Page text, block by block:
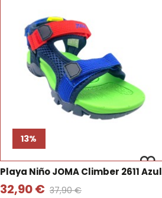
13%
Playa Niño JOMA Climber 2611 Azul
32,90 € 37,90 €